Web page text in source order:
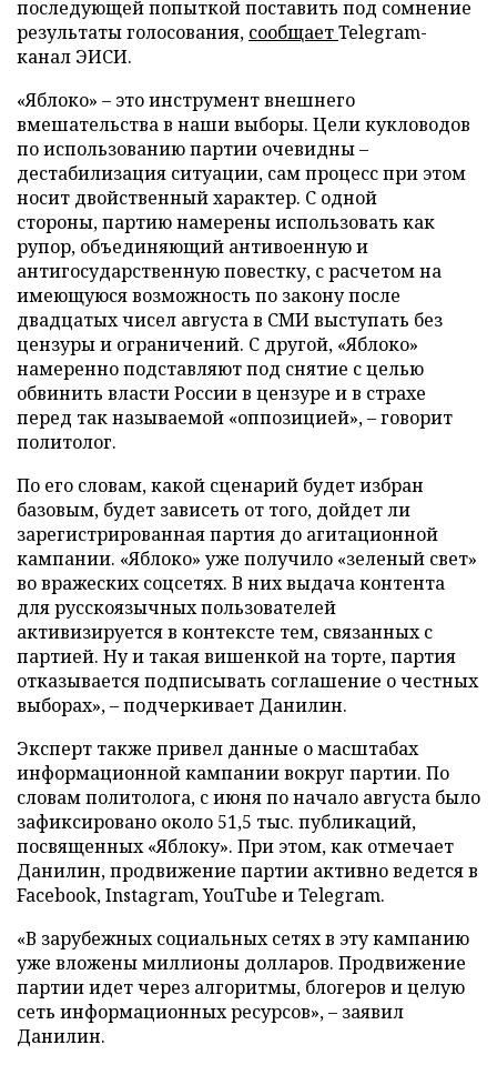
последующей попыткой поставить под сомнение
результаты голосования, сообщаетTelegram-
канал ЭИСИ.
«Яблоко» – это инструмент внешнего
вмешательства в наши выборы. Цели кукловодов
по использованию партии очевидны –
дестабилизация ситуации, сам процесс при этом
носит двойственный характер. С одной
стороны, партию намерены использовать как
рупор, объединяющий антивоенную и
антигосударственную повестку, с расчетом на
имеющуюся возможность по закону после
двадцатых чисел августа в СМИ выступать без
цензуры и ограничений. С другой, «Яблоко»
намеренно подставляют под снятие с целью
обвинить власти России в цензуре и в страхе
перед так называемой «оппозицией», – говорит
политолог.
По его словам, какой сценарий будет избран
базовым, будет зависеть от того, дойдет ли
зарегистрированная партия до агитационной
кампании. «Яблоко» уже получило «зеленый свет»
во вражеских соцсетях. В них выдача контента
для русскоязычных пользователей
активизируется в контексте тем, связанных с
партией. Ну и такая вишенкой на торте, партия
отказывается подписывать соглашение о честных
выборах», – подчеркивает Данилин.
Эксперт также привел данные о масштабах
информационной кампании вокруг партии. По
словам политолога, с июня по начало августа было
зафиксировано около 51,5 тыс. публикаций,
посвященных «Яблоку». При этом, как отмечает
Данилин, продвижение партии активно ведется в
Facebook, Instagram, YouTube и Telegram.
«В зарубежных социальных сетях в эту кампанию
уже вложены миллионы долларов. Продвижение
партии идет через алгоритмы, блогеров и целую
сеть информационных ресурсов», – заявил
Данилин.